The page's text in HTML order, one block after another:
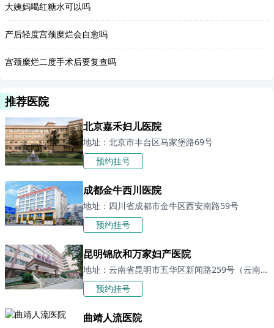
大姨妈喝红糖水可以吗
产后轻度宫颈糜烂会自愈吗
宫颈糜烂二度手术后要复查吗
推荐医院
北京嘉禾妇儿医院
地址：北京市丰台区马家堡路69号
预约挂号
成都金牛西川医院
地址：四川省成都市金牛区西安南路59号
预约挂号
昆明锦欣和万家妇产医院
地址：云南省昆明市五华区新闻路259号（云南日报社旁）「昆明妇科医院」
预约挂号
曲靖人流医院